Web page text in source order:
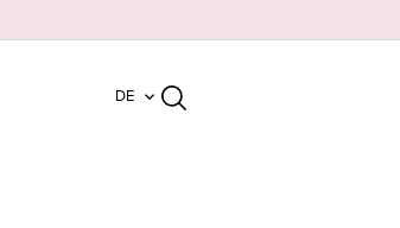
DE 